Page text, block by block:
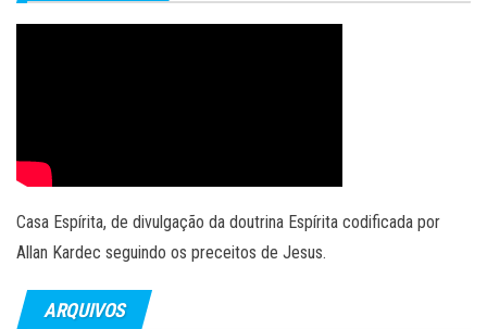
Casa Espírita, de divulgação da doutrina Espírita codificada por
Allan Kardec seguindo os preceitos de Jesus.
ARQUIVOS